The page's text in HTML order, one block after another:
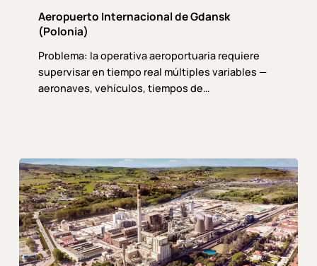
Gdansk
(Polonia)
Aeropuerto Internacional de Gdansk
(Polonia)
Problema: la operativa aeroportuaria requiere
supervisar en tiempo real múltiples variables —
aeronaves, vehículos, tiempos de…